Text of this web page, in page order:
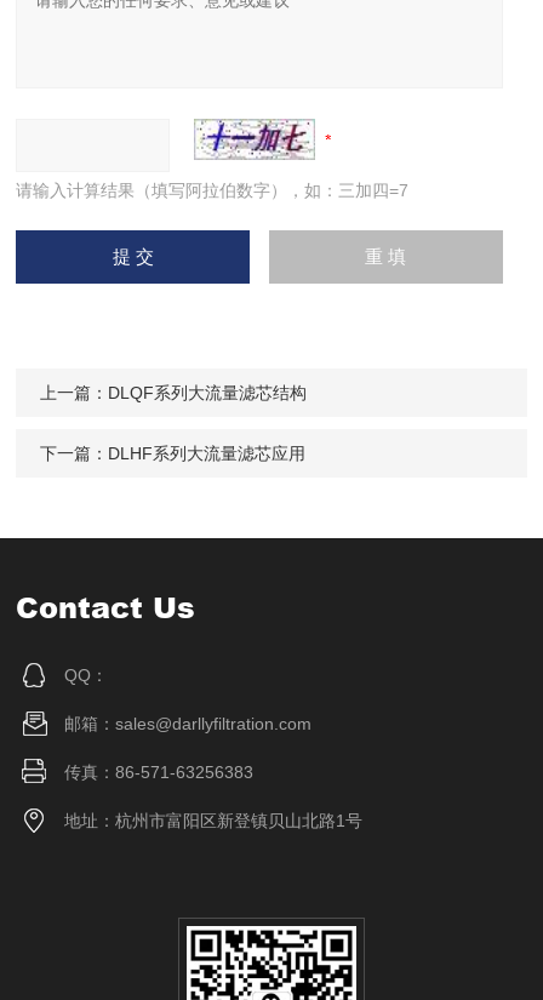
请输入计算结果（填写阿拉伯数字），如：三加四=7
上一篇： DLQF系列大流量滤芯结构
下一篇： DLHF系列大流量滤芯应用
Contact Us
QQ：
邮箱：sales@darllyfiltration.com
传真：86-571-63256383
地址：杭州市富阳区新登镇贝山北路1号